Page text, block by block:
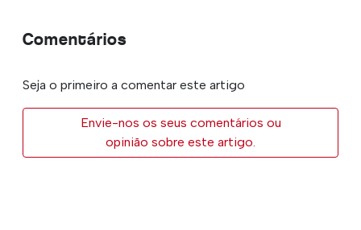
Comentários
Seja o primeiro a comentar este artigo
Envie-nos os seus comentários ou
opinião sobre este artigo.